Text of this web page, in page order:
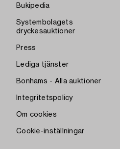
Bukipedia
Systembolagets
dryckesauktioner
Press
Lediga tjänster
Bonhams - Alla auktioner
Integritetspolicy
Om cookies
Cookie-inställningar